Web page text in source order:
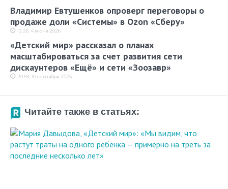
Владимир Евтушенков опроверг переговоры о
продаже доли «Системы» в Ozon «Сберу»
12:26, 4 июня 2026
«Детский мир» рассказал о планах
масштабироваться за счет развития сети
дискаунтеров «Ещё» и сети «Зоозавр»
20:59, 30 сентября 2025
Читайте также в статьях: